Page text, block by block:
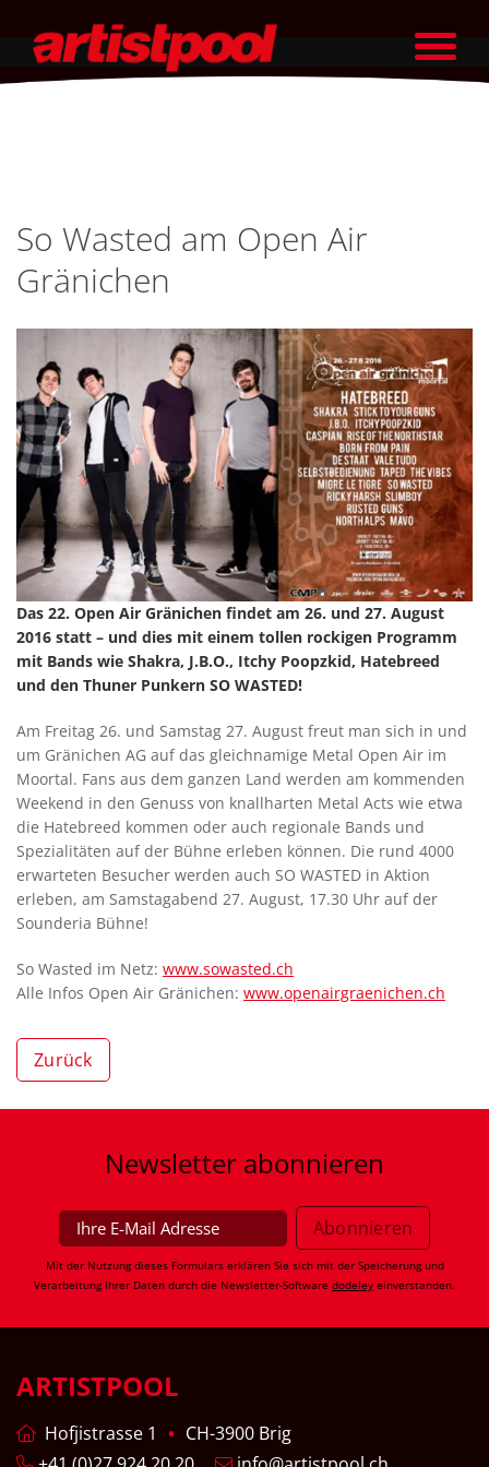
So Wasted am Open Air
Gränichen
Das 22. Open Air Gränichen findet am 26. und 27. August
2016 statt – und dies mit einem tollen rockigen Programm
mit Bands wie Shakra, J.B.O., Itchy Poopzkid, Hatebreed
und den Thuner Punkern SO WASTED!
Am Freitag 26. und Samstag 27. August freut man sich in und
um Gränichen AG auf das gleichnamige Metal Open Air im
Moortal. Fans aus dem ganzen Land werden am kommenden
Weekend in den Genuss von knallharten Metal Acts wie etwa
die Hatebreed kommen oder auch regionale Bands und
Spezialitäten auf der Bühne erleben können. Die rund 4000
erwarteten Besucher werden auch SO WASTED in Aktion
erleben, am Samstagabend 27. August, 17.30 Uhr auf der
Sounderia Bühne!
So Wasted im Netz: www.sowasted.ch
Alle Infos Open Air Gränichen: www.openairgraenichen.ch
Zurück
Newsletter abonnieren
Mit der Nutzung dieses Formulars erklären Sie sich mit der Speicherung und
Verarbeitung Ihrer Daten durch die Newsletter-Software dodeley einverstanden.
ARTISTPOOL
Hofjistrasse 1
CH-3900 Brig